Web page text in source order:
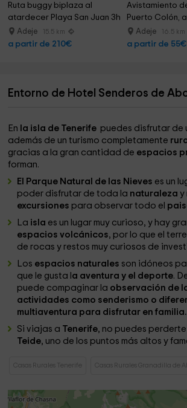
Ruta buggy biplaza al
atardecer Playa San Juan 3h
Adeje 15.5 km
a partir de 210€
Avistamiento
Puerto Colón,
Adeje 16.5 km
a partir de 55€
Entorno de Hotel Senderos de
En la isla de Tenerife puedes disfrutar de
además de un turismo completamente
gracias a la gran cantidad de espacios
forman.
El Parque Natural de las Nieves es un
poder disfrutar de toda la naturaleza y
excursiones para observar todo el
La isla es un lugar muy curioso, y hay
espacios volcánicos, por lo que el
de rocas y restos muy curiosos de
Los espacios naturales son idóneos
que le gusta l a aventura y el deporte.
puede compaginar la observación de
actividades como senderismo o
multiaventura para disfrutar en familia.
Si viajas a Tenerife, no puedes perderte
Teide, uno de los puntos más altos y
Casas Rurales Tenerife Casas Rurales Granadilla de